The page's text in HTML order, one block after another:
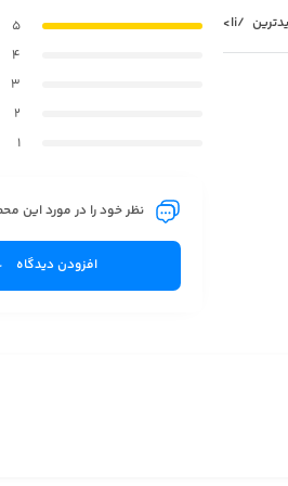
/li>
5
4
3
2
1
نظر خود را در مورد این
افزودن دیدگاه